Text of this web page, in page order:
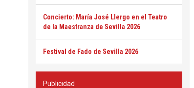
Concierto: María José Llergo en el Teatro
de la Maestranza de Sevilla 2026
Festival de Fado de Sevilla 2026
Publicidad